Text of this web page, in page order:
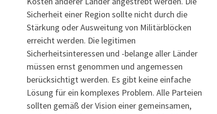
Sicherheit einer Region sollte nicht durch die
Stärkung oder Ausweitung von Militärblöcken
erreicht werden. Die legitimen
Sicherheitsinteressen und -belange aller Länder
müssen ernst genommen und angemessen
berücksichtigt werden. Es gibt keine einfache
Lösung für ein komplexes Problem. Alle Parteien
sollten gemäß der Vision einer gemeinsamen,